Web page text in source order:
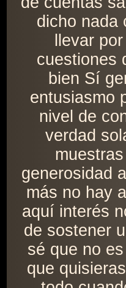
dicho nada
llevar
cuestiones
bien Sí
entusiasmo
nivel de
verdad
generosidad
más no hay
aquí interés
de sostener
sé que no
que